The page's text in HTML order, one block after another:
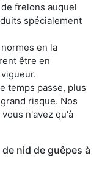
frelons auquel
spécialement
en la
être en
temps passe, plus
risque. Nos
n'avez qu'à
nid de guêpes à